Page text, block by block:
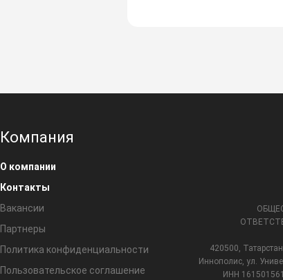
Компания
О компании
Контакты
Вакансии
Партнеры
Политика конфиденциальности
Пользовательское соглашение
420500,
Иннополис, ул.
ИНН